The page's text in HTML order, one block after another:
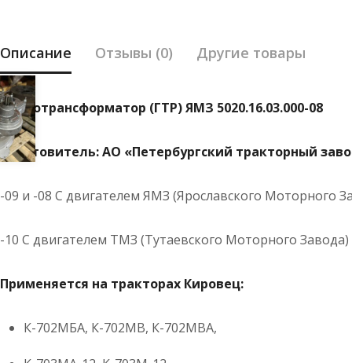
Описание Отзывы (0) Другие товары
Гидротрансформатор (ГТР) ЯМЗ 5020.16.03.000-08
Изготовитель: АО «Петербургский тракторный
-09 и -08 С двигателем ЯМЗ (Ярославского Моторного
-10 С двигателем ТМЗ (Тутаевского Моторного Завода)
Применяется на тракторах Кировец:
К-702МБА, К-702МВ, К-702МВА,